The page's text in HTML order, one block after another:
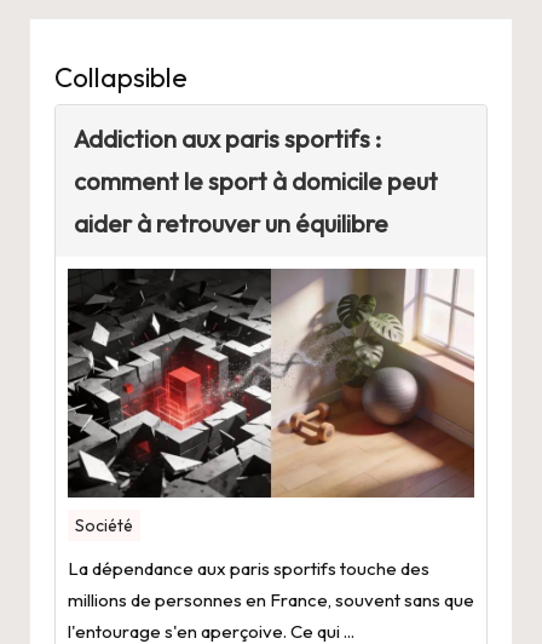
Collapsible
Addiction aux paris sportifs :
comment le sport à domicile peut
aider à retrouver un équilibre
Société
La dépendance aux paris sportifs touche des
millions de personnes en France, souvent sans que
l'entourage s'en aperçoive. Ce qui ...